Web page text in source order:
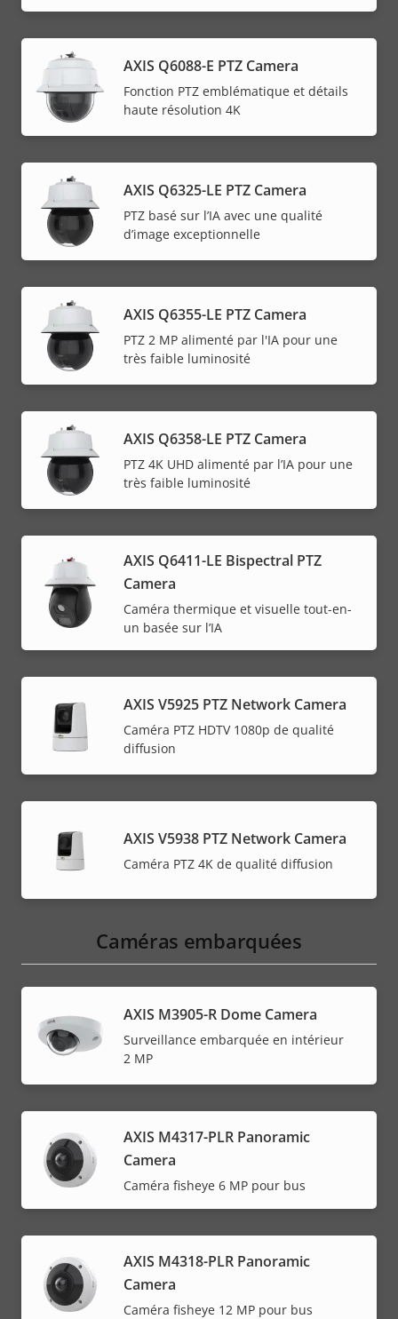
AXIS Q6088-E PTZ Camera
Fonction PTZ emblématique et détails
haute résolution 4K
AXIS Q6325-LE PTZ Camera
PTZ basé sur l’IA avec une qualité
d’image exceptionnelle
AXIS Q6355-LE PTZ Camera
PTZ 2 MP alimenté par l'IA pour une
très faible luminosité
AXIS Q6358-LE PTZ Camera
PTZ 4K UHD alimenté par l’IA pour une
très faible luminosité
AXIS Q6411-LE Bispectral PTZ
Camera
Caméra thermique et visuelle tout-en-
un basée sur l’IA
AXIS V5925 PTZ Network Camera
Caméra PTZ HDTV 1080p de qualité
diffusion
AXIS V5938 PTZ Network Camera
Caméra PTZ 4K de qualité diffusion
Caméras embarquées
AXIS M3905-R Dome Camera
Surveillance embarquée en intérieur
2 MP
AXIS M4317-PLR Panoramic
Camera
Caméra fisheye 6 MP pour bus
AXIS M4318-PLR Panoramic
Camera
Caméra fisheye 12 MP pour bus